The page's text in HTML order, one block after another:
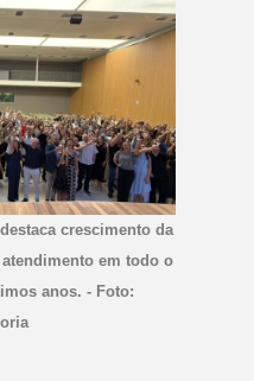
crescimento da
em todo o
anos. - Foto: